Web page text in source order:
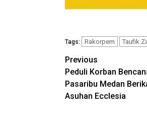
Tags: Rakorpem Taufik
Post
navigation
Previous
Peduli Korban
Pasaribu Medan
Asuhan Ecclesia